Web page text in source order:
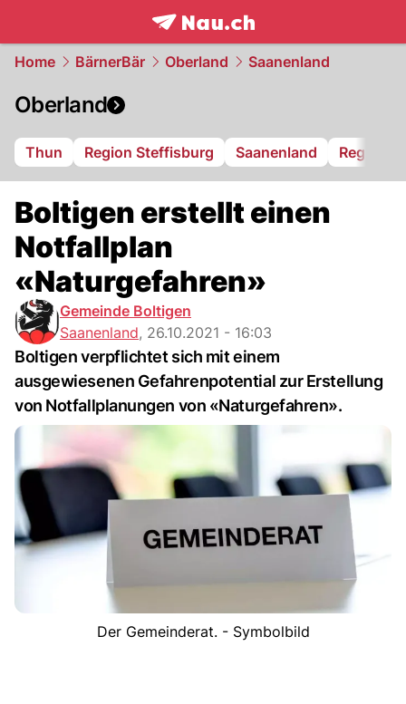
frontpage.NAU.ch
Home BärnerBär Oberland Saanenland
Oberland
Thun Region Steffisburg Saanenland Region
Boltigen erstellt einen
Notfallplan
«Naturgefahren»
Gemeinde Boltigen
Saanenland, 26.10.2021 - 16:03
Boltigen verpflichtet sich mit einem
ausgewiesenen Gefahrenpotential zur Erstellung
von Notfallplanungen von «Naturgefahren».
Der Gemeinderat. - Symbolbild